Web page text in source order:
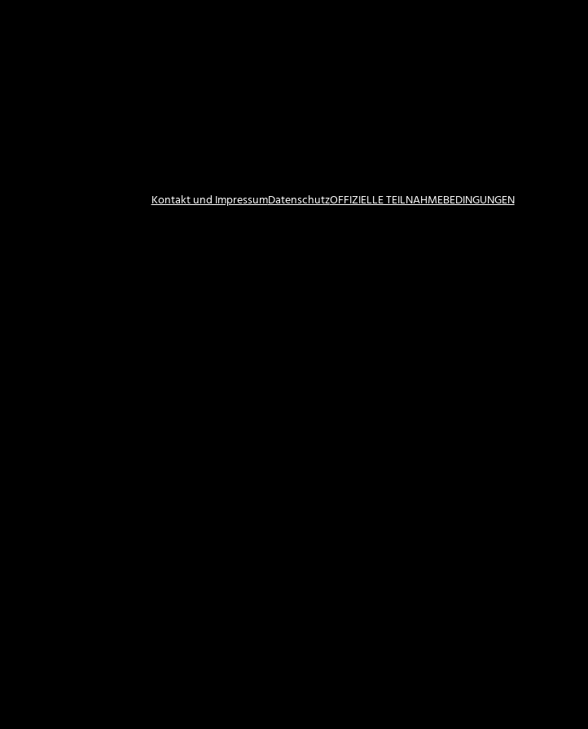
Kontakt und ImpressumDatenschutzOFFIZIELLE TEILNAHMEBEDINGUNGEN